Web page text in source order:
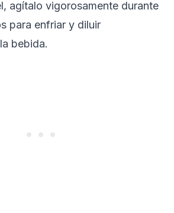
agítalo vigorosamente durante
para enfriar y diluir
bebida.